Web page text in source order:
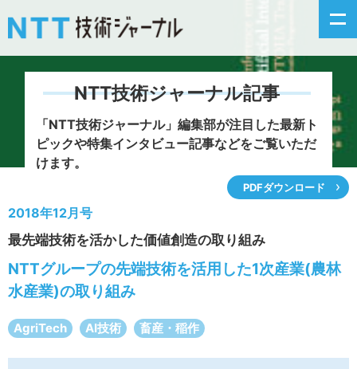
新着情報
掲載月毎記事
イベントカレンダー
問い合わせ
サイトマップ
NTT技術ジャーナル記事
「NTT技術ジャーナル」編集部が注目した最新ト
ピックや特集インタビュー記事などをご覧いただ
けます。
PDFダウンロード
2018年12月号
最先端技術を活かした価値創造の取り組み
NTTグループの先端技術を活用した1次産業(農林
水産業)の取り組み
AgriTech AI技術 畜産・稲作